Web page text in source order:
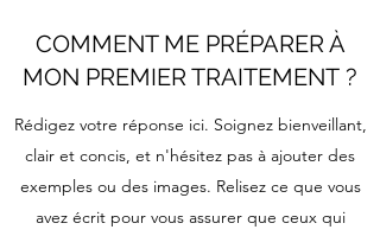
COMMENT ME PRÉPARER À
MON PREMIER TRAITEMENT ?
Rédigez votre réponse ici. Soignez bienveillant,
clair et concis, et n'hésitez pas à ajouter des
exemples ou des images. Relisez ce que vous
avez écrit pour vous assurer que ceux qui